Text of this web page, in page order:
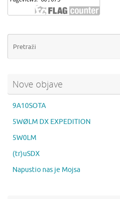
Nove objave
9A10SOTA
5WØLM DX EXPEDITION
5W0LM
(tr)uSDX
Napustio nas je Mojsa